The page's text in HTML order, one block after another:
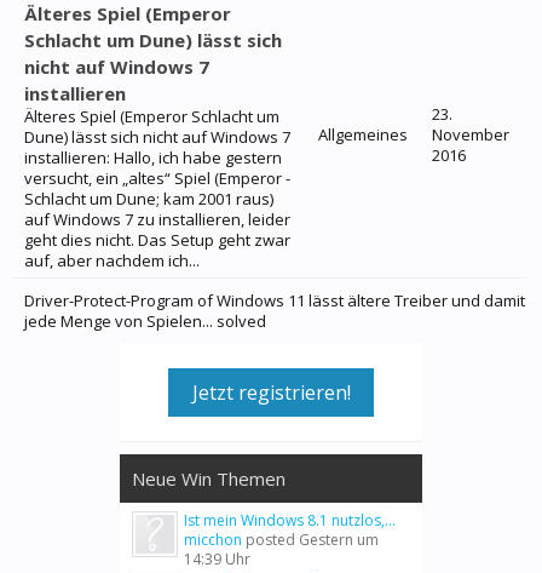
Älteres Spiel (Emperor
Schlacht um Dune) lässt sich
nicht auf Windows 7
installieren
Älteres Spiel (Emperor Schlacht um
Dune) lässt sich nicht auf Windows 7
installieren: Hallo, ich habe gestern
versucht, ein „altes“ Spiel (Emperor -
Schlacht um Dune; kam 2001 raus)
auf Windows 7 zu installieren, leider
geht dies nicht. Das Setup geht zwar
auf, aber nachdem ich...
Allgemeines
23.
November
2016
Driver-Protect-Program of Windows 11 lässt ältere Treiber und damit
jede Menge von Spielen... solved
Jetzt registrieren!
Neue Win Themen
Ist mein Windows 8.1 nutzlos,...
micchon posted Gestern um
14:39 Uhr